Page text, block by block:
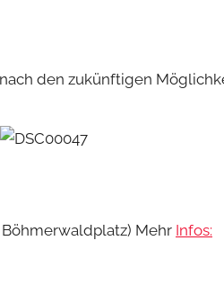
den zukünftigen
Böhmerwaldplatz) Mehr Infos: